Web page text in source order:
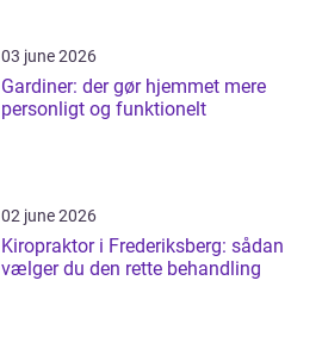
03 june 2026
Gardiner: der gør hjemmet mere
personligt og funktionelt
02 june 2026
Kiropraktor i Frederiksberg: sådan
vælger du den rette behandling